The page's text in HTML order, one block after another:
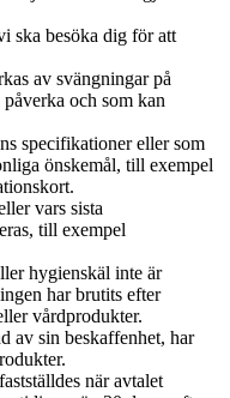
ska besöka dig för att
av svängningar på
och som kan
specifikationer eller som
önskemål, till exempel
vars sista
till exempel
hygienskäl inte är
har brutits efter
vårdprodukter.
av sin beskaffenhet, har
när avtalet